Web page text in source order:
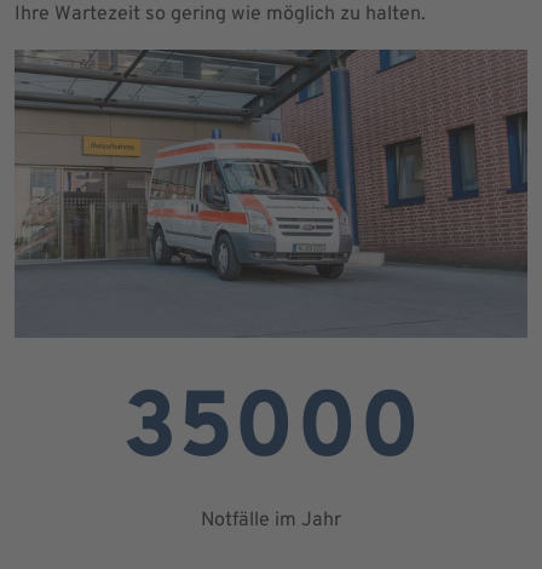
Ihre Wartezeit so gering wie möglich zu halten.
35000
Notfälle im Jahr